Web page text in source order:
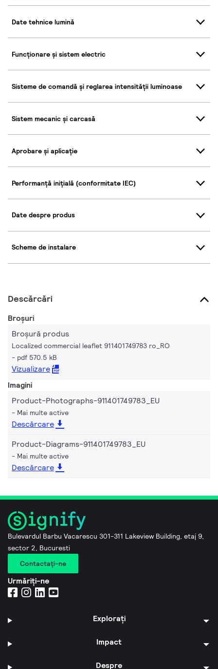
Date tehnice lumină
Funcționare și sistem electric
Sisteme de comandă și reglarea intensității luminoase
Sistem mecanic și carcasă
Aprobare și aplicație
Performanță inițială (conformitate IEC)
Date despre produs
Scheme de instalare
Descărcări
Broșuri
Broșură produs
Localized commercial leaflet 911401749783 ro_RO
pdf 570.5 kB
Vizualizare
Imagini
Product-Photographs-911401749783_EU
Mai multe active
Descărcare
Product-Diagrams-911401749783_EU
Mai multe active
Descărcare
Bulevardul Barbu Vacarescu 301-311 Lakeview Building, etaj 9,
sector 2, Bucuresti
Contactaţi-ne
Urmăriți-ne
Explorați
Impact
Despre